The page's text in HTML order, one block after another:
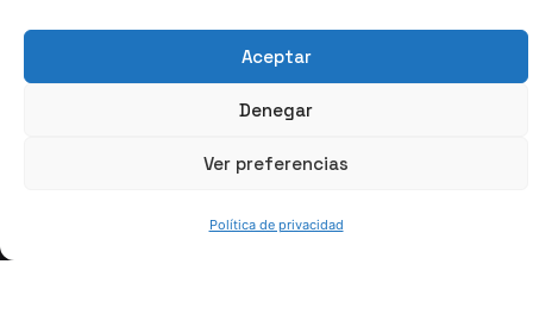
Aceptar
Denegar
Ver preferencias
Política de privacidad
Dr. Garikoitz Artola